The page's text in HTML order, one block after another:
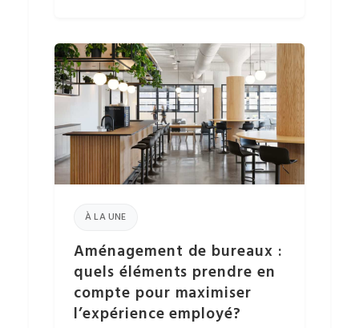
À LA UNE
Aménagement de bureaux :
quels éléments prendre en
compte pour maximiser
l’expérience employé?